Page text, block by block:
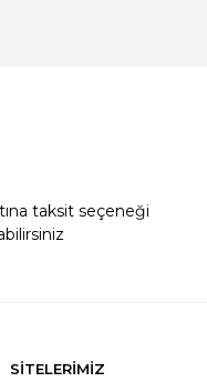
taksit seçeneği
SİTELERİMİZ